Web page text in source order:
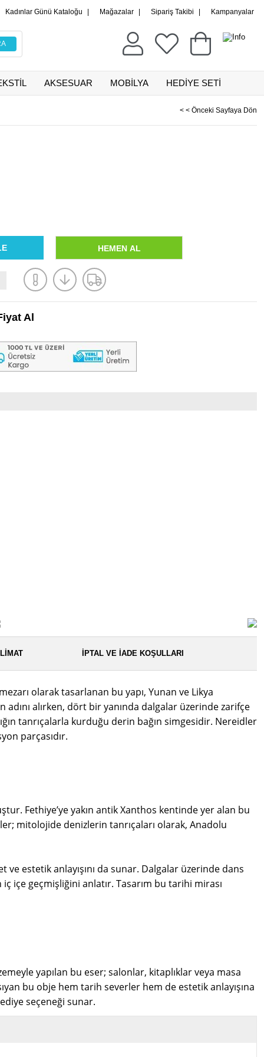
Kadınlar Günü Kataloğu Mağazalar Sipariş Takibi Kampanyalar
AKSESUAR MOBİLYA HEDİYE SETİ
< < Önceki Sayfaya Dön
Al
İPTAL VE İADE KOŞULLARI
olarak tasarlanan bu yapı, Yunan ve Likya
adını alırken, dört bir yanında dalgalar üzerinde zarifçe
tanrıçalarla kurduğu derin bağın simgesidir. Nereidler
parçasıdır.
Fethiye’ye yakın antik Xanthos kentinde yer alan bu
mitolojide denizlerin tanrıçaları olarak, Anadolu
estetik anlayışını da sunar. Dalgalar üzerinde dans
içe geçmişliğini anlatır. Tasarım bu tarihi mirası
yapılan bu eser; salonlar, kitaplıklar veya masa
bu obje hem tarih severler hem de estetik anlayışına
seçeneği sunar.